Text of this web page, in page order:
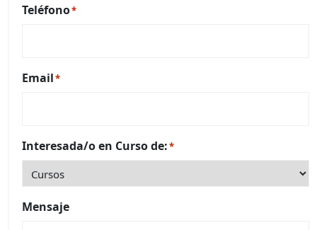
Teléfono*
Email*
Interesada/o en Curso de:*
Mensaje